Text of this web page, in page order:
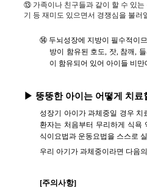
⑬ 가족이나 친구들과 같이 할 수 있는
기 등 재미도 있으면서 경쟁심을 불
⑭ 두뇌성장에 지방이 필수적이
방이 함유된 호도, 잣, 참깨,
이 함유되어 있어 아이들 비
▶ 뚱뚱한 아이는 어떻게 치료
성장기 아이가 과체중일 경우 치
환자는 처음부터 무리하게 식욕
식이요법과 운동요법을 스스로
우리 아기가 과체중이라면 다음
[주의사항]